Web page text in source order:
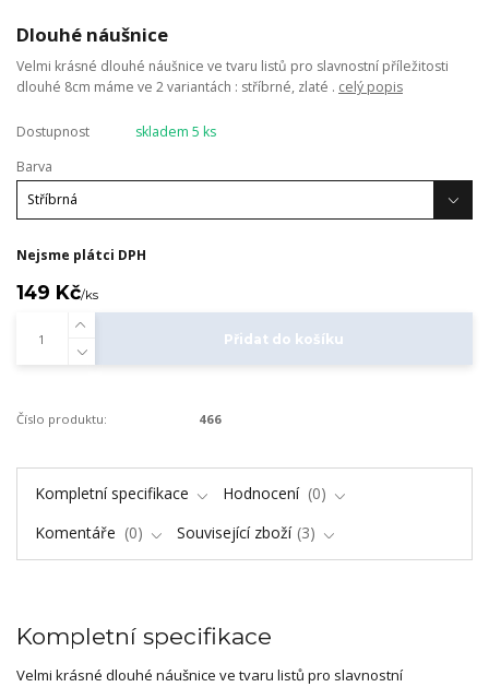
Dlouhé náušnice
Velmi krásné dlouhé náušnice ve tvaru listů pro slavnostní příležitosti
dlouhé 8cm máme ve 2 variantách : stříbrné, zlaté . celý popis
Dostupnost
skladem 5 ks
Barva
Nejsme plátci DPH
149 Kč/ks
Přidat do košíku
Číslo produktu: 466
Kompletní specifikace Hodnocení
0
Komentáře
0 Související zboží 3
Kompletní specifikace
Velmi krásné dlouhé náušnice ve tvaru listů pro slavnostní